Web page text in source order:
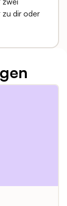
zu dir oder